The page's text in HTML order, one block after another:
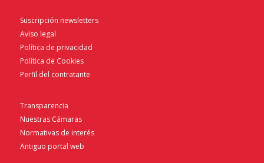
Suscripción newsletters
Aviso legal
Política de privacidad
Política de Cookies
Perfil del contratante
Transparencia
Nuestras Cámaras
Normativas de interés
Antiguo portal web